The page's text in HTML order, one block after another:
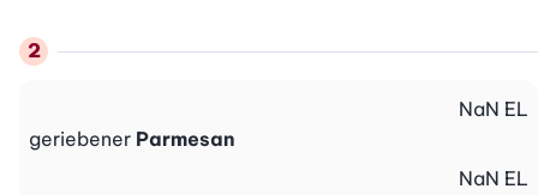
geriebener Parmesan
NaN EL
NaN EL